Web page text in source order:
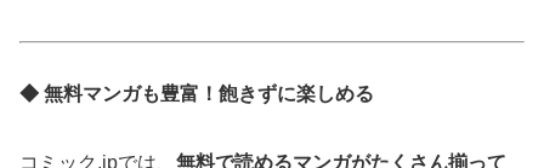
◆ 無料マンガも豊富！飽きずに楽しめる
コミック.jpでは、 無料で読めるマンガがたくさん揃って